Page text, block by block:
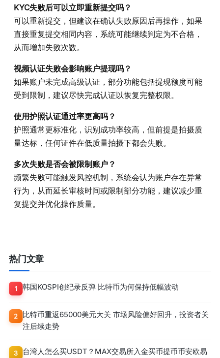
KYC失败后可以立即重新提交吗？
可以重新提交，但建议在确认失败原因后再操作，如果
直接重复提交相同内容，系统可能继续判定为不合格，
从而增加失败次数。
视频认证失败会影响账户提现吗？
如果账户未完成高级认证，部分功能包括提现额度可能
受到限制，建议尽快完成认证以恢复完整权限。
使用护照认证通过率更高吗？
护照通常更标准化，识别成功率较高，但前提是拍摄质
量达标，任何证件在低质量拍摄下都会失败。
多次失败是否会被限制账户？
频繁失败可能触发风控机制，系统会认为账户存在异常
行为，从而延长审核时间或限制部分功能，建议减少重
复提交并优化操作质量。
热门文章
1 韩国KOSPI创纪录反弹 比特币为何保持低幅波动
2
比特币重返65000美元大关 市场风险偏好回升，投资者关
注后续走势
3
台湾人怎么买USDT？MAX交易所入金买币提币币安欧易